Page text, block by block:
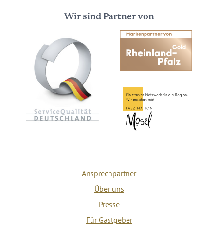
Wir sind Partner von
Ansprechpartner
Über uns
Presse
Für Gastgeber